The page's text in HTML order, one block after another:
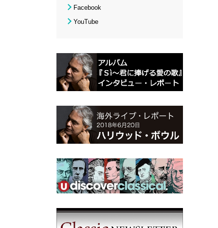
Facebook
YouTube